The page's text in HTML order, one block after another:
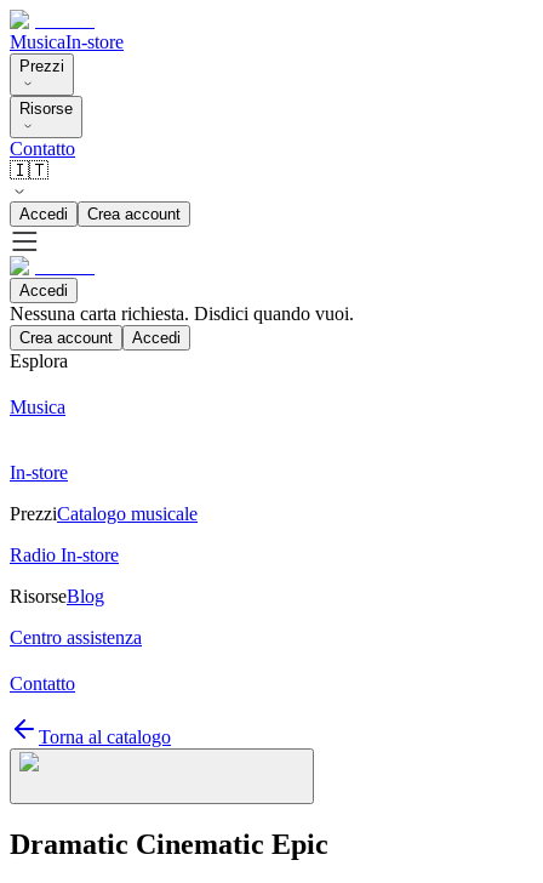
MusicaIn-store
Prezzi
Risorse
Contatto
🇮🇹
Accedi Crea account
Accedi
Nessuna carta richiesta. Disdici quando vuoi.
Crea account Accedi
Esplora
Musica
In-store
PrezziCatalogo musicale
Radio In-store
RisorseBlog
Centro assistenza
Contatto
Torna al catalogo
Dramatic Cinematic Epic